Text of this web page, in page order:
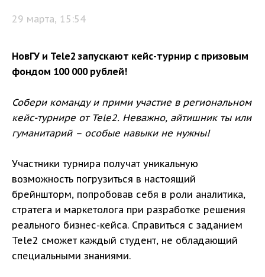
29 марта, 15:54
НовГУ и Tele2 запускают кейс-турнир с призовым
фондом 100 000 рублей!
Собери команду и прими участие в региональном
кейс-турнире от Tele2. Неважно, айтишник ты или
гуманитарий – особые навыки не нужны!
Участники турнира получат уникальную
возможность погрузиться в настоящий
брейншторм, попробовав себя в роли аналитика,
стратега и маркетолога при разработке решения
реального бизнес-кейса. Справиться с заданием
Tele2 сможет каждый студент, не обладающий
специальными знаниями.